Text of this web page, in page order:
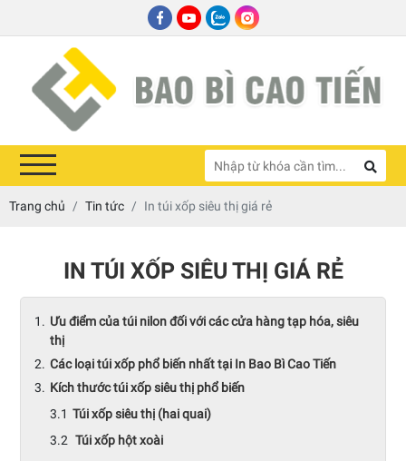
Trang chủ Tin tức In túi xốp siêu thị giá rẻ
IN TÚI XỐP SIÊU THỊ GIÁ RẺ
Ưu điểm của túi nilon đối với các cửa hàng tạp hóa, siêu
thị
Các loại túi xốp phổ biến nhất tại In Bao Bì Cao Tiến
Kích thước túi xốp siêu thị phổ biến
Túi xốp siêu thị (hai quai)
Túi xốp hột xoài